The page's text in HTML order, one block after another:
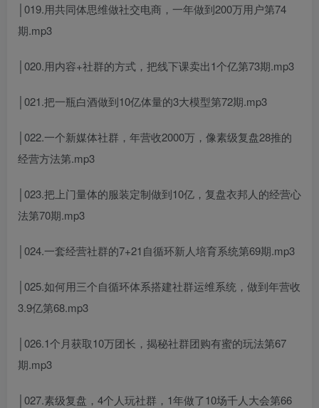
│019.用共同体思维做社交电商，一年做到200万用户第74
期.mp3
│020.用内容+社群的方式，把线下课卖出1个亿第73期.mp3
│021.把一瓶白酒做到10亿体量的3大模型第72期.mp3
│022.一个新媒体社群，年营收2000万，像素级复盘28推的
经营方法第.mp3
│023.把上门量体的服装定制做到10亿，复盘衣邦人的经营心
法第70期.mp3
│024.一套经营社群的7+21自循环新人培育系统第69期.mp3
│025.如何用三个自循环体系搭建社群运维系统，做到年营收
3.9亿第68.mp3
│026.1个月获取10万团长，揭秘社群团购有蜜的玩法第67
期.mp3
│027.素级复盘，4个人玩社群，1年做了10场千人大会第66